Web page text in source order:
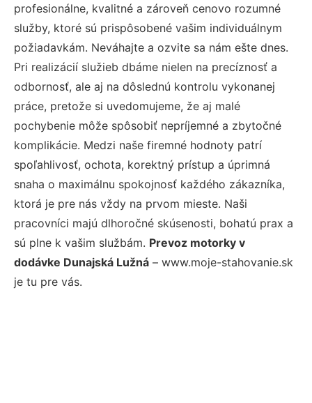
profesionálne, kvalitné a zároveň cenovo rozumné
služby, ktoré sú prispôsobené vašim individuálnym
požiadavkám. Neváhajte a ozvite sa nám ešte dnes.
Pri realizácií služieb dbáme nielen na precíznosť a
odbornosť, ale aj na dôslednú kontrolu vykonanej
práce, pretože si uvedomujeme, že aj malé
pochybenie môže spôsobiť nepríjemné a zbytočné
komplikácie. Medzi naše firemné hodnoty patrí
spoľahlivosť, ochota, korektný prístup a úprimná
snaha o maximálnu spokojnosť každého zákazníka,
ktorá je pre nás vždy na prvom mieste. Naši
pracovníci majú dlhoročné skúsenosti, bohatú prax a
sú plne k vašim službám. Prevoz motorky v
dodávke Dunajská Lužná – www.moje-stahovanie.sk
je tu pre vás.